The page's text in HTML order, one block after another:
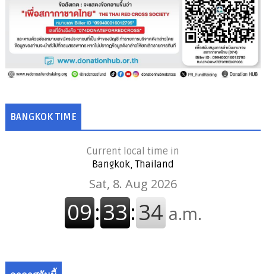
BANGKOK TIME
Current local time in
Bangkok, Thailand